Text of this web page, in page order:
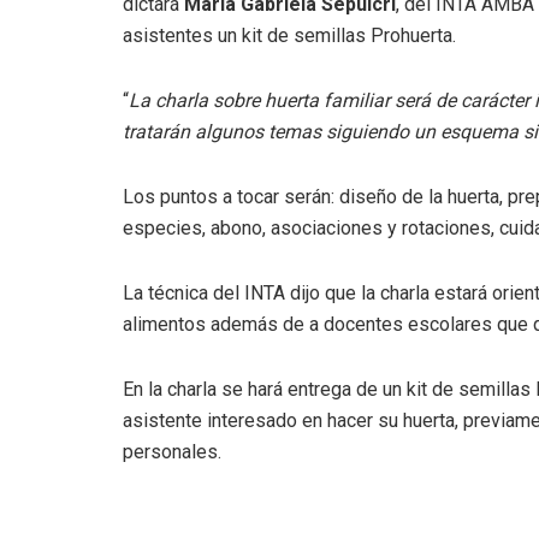
asistentes un kit de semillas Prohuerta.
“La charla sobre huerta familiar será de
tratarán algunos temas siguiendo un esquema
Los puntos a tocar serán: diseño de la huerta,
especies, abono, asociaciones y rotaciones,
La técnica del INTA dijo que la charla estará
alimentos además de a docentes escolares que
En la charla se hará entrega de un kit de
asistente interesado en hacer su huerta,
personales.